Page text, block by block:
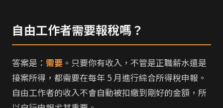
自由工作者需要報稅嗎？
答案是： 需要 。只要你有收入，不管是正職薪水還是
接案所得，都需要在每年 5 月進行綜合所得稅申報。
自由工作者的收入不會自動被扣繳到剛好的金額，所